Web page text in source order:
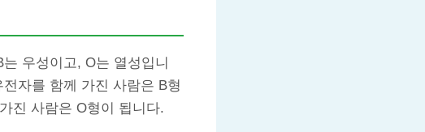
우성이고, O는 열성입니
자를 함께 가진 사람은 B형
진 사람은 O형이 됩니다.